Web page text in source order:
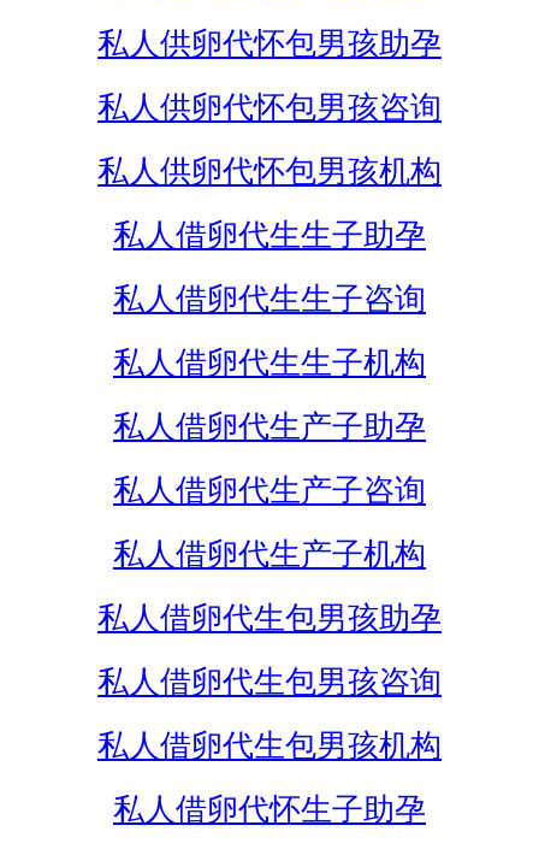
私人供卵代怀包男孩助孕
私人供卵代怀包男孩咨询
私人供卵代怀包男孩机构
私人借卵代生生子助孕
私人借卵代生生子咨询
私人借卵代生生子机构
私人借卵代生产子助孕
私人借卵代生产子咨询
私人借卵代生产子机构
私人借卵代生包男孩助孕
私人借卵代生包男孩咨询
私人借卵代生包男孩机构
私人借卵代怀生子助孕